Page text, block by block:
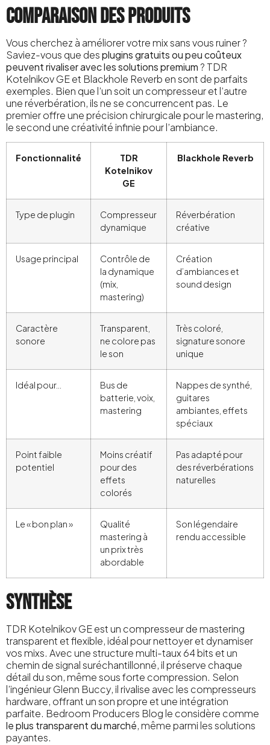
Comparaison des produits
Vous cherchez à améliorer votre mix sans vous ruiner ?
Saviez-vous que desplugins gratuits ou peu coûteux
peuvent rivaliser avec les solutions premium ? TDR
Kotelnikov GE et Blackhole Reverb en sont de parfaits
exemples. Bien que l’un soit un compresseur et l’autre
une réverbération, ils ne se concurrencent pas. Le
premier offre une précision chirurgicale pour le mastering,
le second une créativité infinie pour l’ambiance.
Fonctionnalité
TDR
Kotelnikov
GE
Blackhole Reverb
Type de plugin
Compresseur
dynamique
Réverbération
créative
Usage principal
Contrôle de
la dynamique
(mix,
mastering)
Création
d’ambiances et
sound design
Caractère
sonore
Transparent,
ne colore pas
le son
Très coloré,
signature sonore
unique
Idéal pour…
Bus de
batterie, voix,
mastering
Nappes de synthé,
guitares
ambiantes, effets
spéciaux
Point faible
potentiel
Moins créatif
pour des
effets
colorés
Pas adapté pour
des réverbérations
naturelles
Le « bon plan »
Qualité
mastering à
un prix très
abordable
Son légendaire
rendu accessible
Synthèse
TDR Kotelnikov GE est un compresseur de mastering
transparent et flexible, idéal pour nettoyer et dynamiser
vos mixs. Avec une structure multi-taux 64 bits et un
chemin de signal suréchantillonné, il préserve chaque
détail du son, même sous forte compression. Selon
l’ingénieur Glenn Buccy, il rivalise avec les compresseurs
hardware, offrant un son propre et une intégration
parfaite. Bedroom Producers Blog le considère comme
le plus transparent du marché, même parmi les solutions
payantes.